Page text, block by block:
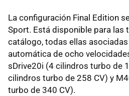
La configuración Final Edition
Sport. Está disponible para las
catálogo, todas ellas
automática de ocho
sDrive20i (4 cilindros turbo de
cilindros turbo de 258 CV) y
turbo de 340 CV).